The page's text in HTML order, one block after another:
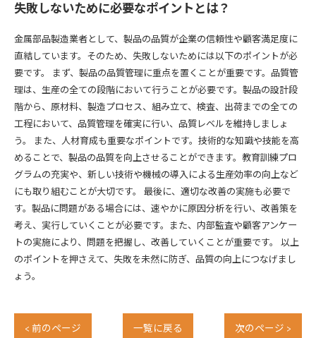
失敗しないために必要なポイントとは？
金属部品製造業者として、製品の品質が企業の信頼性や顧客満足度に
直結しています。そのため、失敗しないためには以下のポイントが必
要です。 まず、製品の品質管理に重点を置くことが重要です。品質管
理は、生産の全ての段階において行うことが必要です。製品の設計段
階から、原材料、製造プロセス、組み立て、検査、出荷までの全ての
工程において、品質管理を確実に行い、品質レベルを維持しましょ
う。 また、人材育成も重要なポイントです。技術的な知識や技能を高
めることで、製品の品質を向上させることができます。教育訓練プロ
グラムの充実や、新しい技術や機械の導入による生産効率の向上など
にも取り組むことが大切です。 最後に、適切な改善の実施も必要で
す。製品に問題がある場合には、速やかに原因分析を行い、改善策を
考え、実行していくことが必要です。また、内部監査や顧客アンケー
トの実施により、問題を把握し、改善していくことが重要です。 以上
のポイントを押さえて、失敗を未然に防ぎ、品質の向上につなげまし
ょう。
< 前のページ 一覧に戻る 次のページ >